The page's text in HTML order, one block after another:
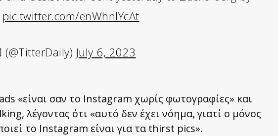
pic.twitter.com/enWhnlYcAt
July 6, 2023
«είναι σαν το Instagram χωρίς φωτογραφίες» και
λέγοντας ότι «αυτό δεν έχει νόημα, γιατί ο μόνος
το Instagram είναι για τα thirst pics».